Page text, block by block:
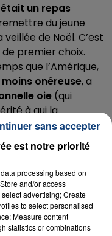
un repas
du jeune
de Noël. C’est
premier choix.
que l’Amérique,
onéreuse, a
oie (qui
à qui la
européennes.
grande variété de
chapons, pintades
De la volaille 100%
locale chez Prise
est notre priorité
processing based on
and/or access
advertising; Create
to select personalised
Measure content
statistics or combinations
sans accepter